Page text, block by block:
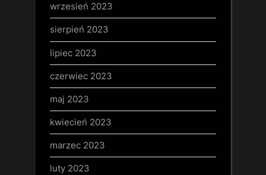
wrzesień 2023
sierpień 2023
lipiec 2023
czerwiec 2023
maj 2023
kwiecień 2023
marzec 2023
luty 2023